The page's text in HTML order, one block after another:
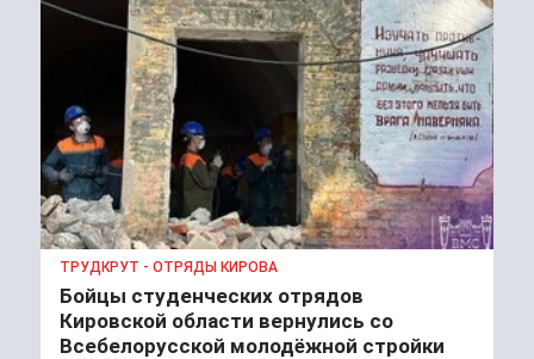
ТРУДКРУТ - ОТРЯДЫ КИРОВА
Бойцы студенческих отрядов
Кировской области вернулись со
Всебелорусской молодёжной стройки